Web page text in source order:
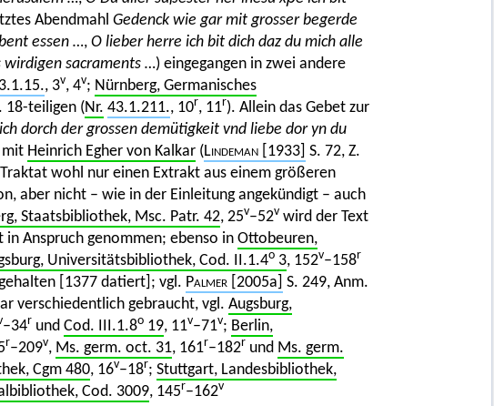
Abendmahl Gedenck wie gar mit grosser begerde
essen …, O lieber herre ich bit dich daz du mich alle
wirdigen sacraments …) eingegangen in zwei andere
, 3v, 4v; Nürnberg, Germanisches
18-teiligen (Nr. 43.1.211., 10r, 11r). Allein das Gebet zur
dorch der grossen demütigkeit vnd liebe dor yn du
Heinrich Egher von Kalkar(Lindeman[1933] S. 72, Z.
wohl nur einen Extrakt aus einem größeren
aber nicht – wie in der Einleitung angekündigt – auch
Staatsbibliothek, Msc. Patr. 42, 25v–52v wird der Text
Anspruch genommen; ebenso in Ottobeuren,
Universitätsbibliothek, Cod. II.1.4o3, 152v–158r
[1377 datiert]; vgl. Palmer[2005a] S. 249, Anm.
verschiedentlich gebraucht, vgl. Augsburg,
–34r und Cod. III.1.8o19, 11v–71v; Berlin,
r–209v, Ms. germ. oct. 31, 161r–182r und Ms. germ.
Cgm 480, 16v–18r; Stuttgart, Landesbibliothek,
Cod. 3009, 145r–162v